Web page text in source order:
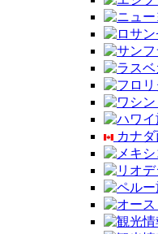
カナ